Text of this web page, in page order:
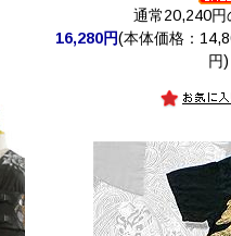
通常20,240円
16,280円(本体価格：
円)